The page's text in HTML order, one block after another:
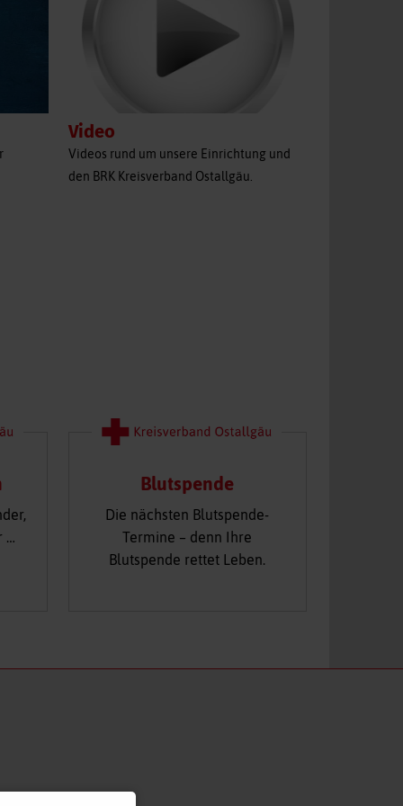
Video
Videos rund um unsere Einrichtung und
den BRK Kreisverband Ostallgäu.
…
Blutspende
Die nächsten Blutspende-
Termine – denn Ihre
Blutspende rettet Leben.